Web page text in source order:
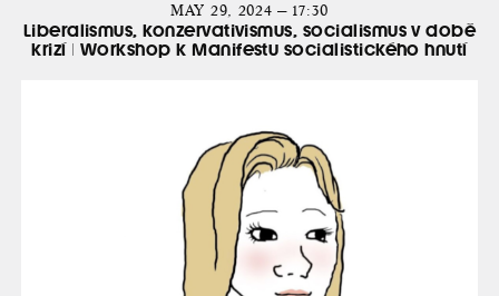
MAY 29, 2024 — 17:30
Liberalismus, konzervativismus, socialismus v době
krizí | Workshop k Manifestu socialistického hnutí